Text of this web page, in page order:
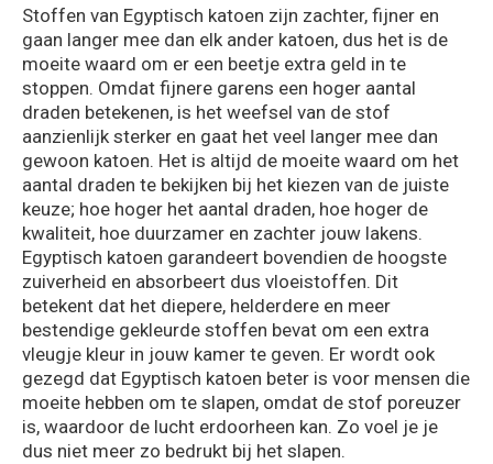
Stoffen van Egyptisch katoen zijn zachter, fijner en
gaan langer mee dan elk ander katoen, dus het is de
moeite waard om er een beetje extra geld in te
stoppen. Omdat fijnere garens een hoger aantal
draden betekenen, is het weefsel van de stof
aanzienlijk sterker en gaat het veel langer mee dan
gewoon katoen. Het is altijd de moeite waard om het
aantal draden te bekijken bij het kiezen van de juiste
keuze; hoe hoger het aantal draden, hoe hoger de
kwaliteit, hoe duurzamer en zachter jouw lakens.
Egyptisch katoen garandeert bovendien de hoogste
zuiverheid en absorbeert dus vloeistoffen. Dit
betekent dat het diepere, helderdere en meer
bestendige gekleurde stoffen bevat om een extra
vleugje kleur in jouw kamer te geven. Er wordt ook
gezegd dat Egyptisch katoen beter is voor mensen die
moeite hebben om te slapen, omdat de stof poreuzer
is, waardoor de lucht erdoorheen kan. Zo voel je je
dus niet meer zo bedrukt bij het slapen.